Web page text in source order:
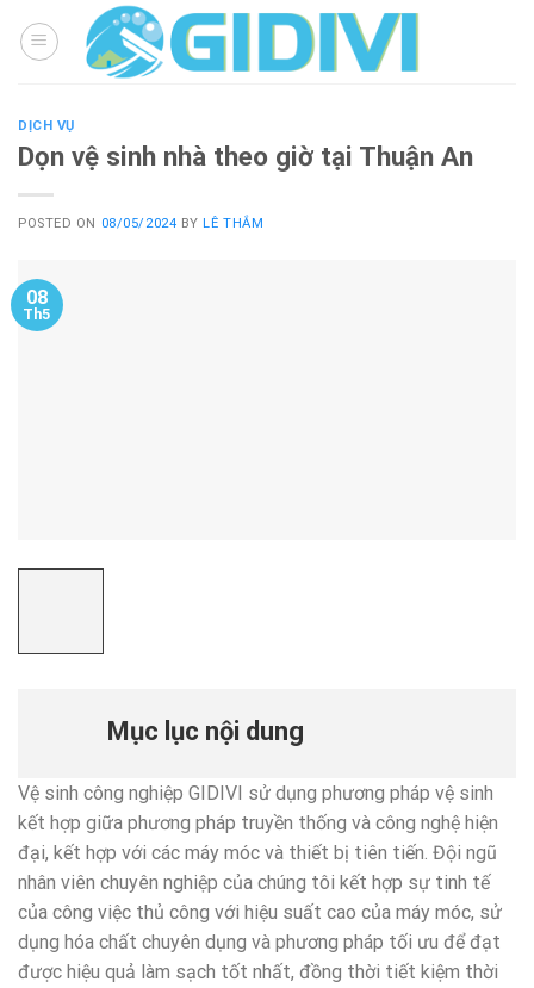
DỊCH VỤ
Dọn vệ sinh nhà theo giờ tại Thuận An
POSTED ON 08/05/2024 BY LÊ THẮM
08
Th5
Mục lục nội dung
Vệ sinh công nghiệp GIDIVI sử dụng phương pháp vệ sinh
kết hợp giữa phương pháp truyền thống và công nghệ hiện
đại, kết hợp với các máy móc và thiết bị tiên tiến. Đội ngũ
nhân viên chuyên nghiệp của chúng tôi kết hợp sự tinh tế
của công việc thủ công với hiệu suất cao của máy móc, sử
dụng hóa chất chuyên dụng và phương pháp tối ưu để đạt
được hiệu quả làm sạch tốt nhất, đồng thời tiết kiệm thời